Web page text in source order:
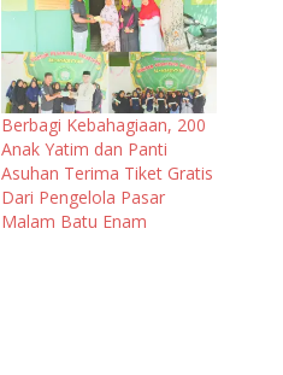
Berbagi Kebahagiaan, 200
Anak Yatim dan Panti
Asuhan Terima Tiket Gratis
Dari Pengelola Pasar
Malam Batu Enam